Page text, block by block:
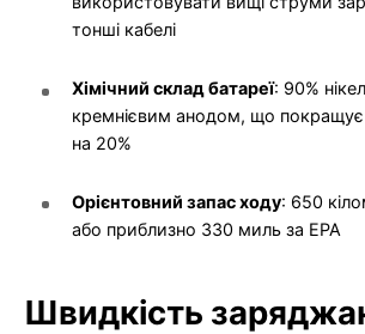
тонші кабелі
Хімічний склад батареї: 90%
кремнієвим анодом, що
на 20%
Орієнтовний запас ходу: 650
або приблизно 330 миль за EPA
Швидкість